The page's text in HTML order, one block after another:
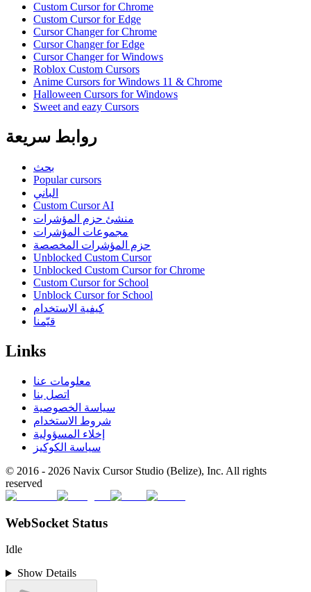
Custom Cursor for Chrome
Custom Cursor for Edge
Cursor Changer for Chrome
Cursor Changer for Edge
Cursor Changer for Windows
Roblox Custom Cursors
Anime Cursors for Windows 11 & Chrome
Halloween Cursors for Windows
Sweet and eazy Cursors
روابط سريعة
بحث
Popular cursors
الباني
Custom Cursor AI
منشئ حزم المؤشرات
مجموعات المؤشرات
حزم المؤشرات المخصصة
Unblocked Custom Cursor
Unblocked Custom Cursor for Chrome
Custom Cursor for School
Unblock Cursor for School
كيفية الاستخدام
قيّمنا
Links
معلومات عنا
اتصل بنا
سياسة الخصوصية
شروط الاستخدام
إخلاء المسؤولية
سياسة الكوكيز
© 2016 - 2026 Navix Cursor Studio (Belize), Inc. All rights
reserved
WebSocket Status
Idle
Show Details